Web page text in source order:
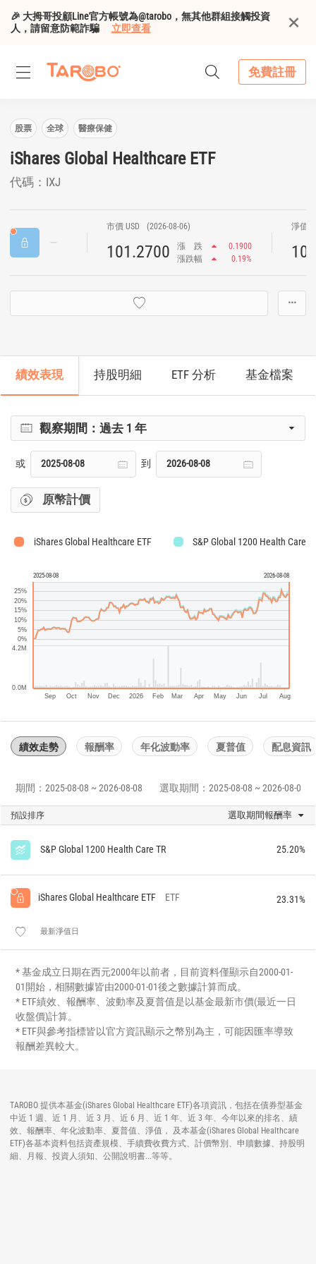
🎉 大拇哥投顧Line官方帳號為@tarobo，無其他群組接觸投資
人，請留意防範詐騙
立即查看
免費註冊
股票 全球 醫療保健
iShares Global Healthcare ETF
代碼：IXJ
市價 USD (2026-08-06)
101.2700 漲 跌
0.1900
漲跌幅
0.19%
淨值
···
績效表現 持股明細 ETF 分析 基金檔案
觀察期間：過去 1 年
或 到
原幣計價
iShares Global Healthcare ETF S&P Global 1200 Health Care
2025-08-08 2026-08-08
Sep Oct Nov Dec 2026 Feb Mar Apr May Jun Jul Aug
0.0M
4.2M
0%
5%
10%
15%
20%
25%
績效走勢 報酬率 年化波動率 夏普值 配息資訊
期間：2025-08-08 ~ 2026-08-08 選取期間：2025-08-08 ~ 2026-08-08
預設排序 選取期間報酬率
S&P Global 1200 Health Care TR 25.20%
iShares Global Healthcare ETF ETF 23.31%
最新淨值日
* 基金成立日期在西元2000年以前者，目前資料僅顯示自2000-01-
01開始，相關數據皆由2000-01-01後之數據計算而成。
* ETF績效、報酬率、波動率及夏普值是以基金最新市價(最近一日
收盤價)計算。
* ETF與參考指標皆以官方資訊顯示之幣別為主，可能因匯率導致
報酬差異較大。
TAROBO 提供本基金(iShares Global Healthcare ETF)各項資訊，包括在債券型基金
中近 1 週、近 1 月、近 3 月、近 6 月、近 1 年、近 3 年、今年以來的排名、績
效、報酬率、年化波動率、夏普值、淨值， 及本基金(iShares Global Healthcare
ETF)各基本資料包括資產規模、手續費收費方式、計價幣別、申贖數據、持股明
細、月報、投資人須知、公開說明書...等等。